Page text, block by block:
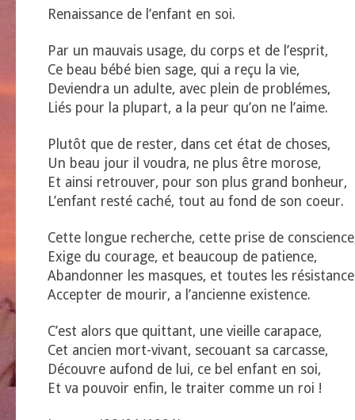
Renaissance de l’enfant en soi.
Par un mauvais usage, du corps et de l’esprit,
Ce beau bébé bien sage, qui a reçu la vie,
Deviendra un adulte, avec plein de problémes,
Liés pour la plupart, a la peur qu’on ne l’aime.
Plutôt que de rester, dans cet état de choses,
Un beau jour il voudra, ne plus être morose,
Et ainsi retrouver, pour son plus grand bonheur,
L’enfant resté caché, tout au fond de son coeur.
Cette longue recherche, cette prise de
Exige du courage, et beaucoup de patience,
Abandonner les masques, et toutes les
Accepter de mourir, a l’ancienne existence.
C’est alors que quittant, une vieille carapace,
Cet ancien mort-vivant, secouant sa carcasse,
Découvre aufond de lui, ce bel enfant en soi,
Et va pouvoir enfin, le traiter comme un roi !